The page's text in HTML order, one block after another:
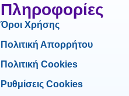
Πληροφορίες
Όροι Χρήσης
Πολιτική Απορρήτου
Πολιτική Cookies
Ρυθμίσεις Cookies